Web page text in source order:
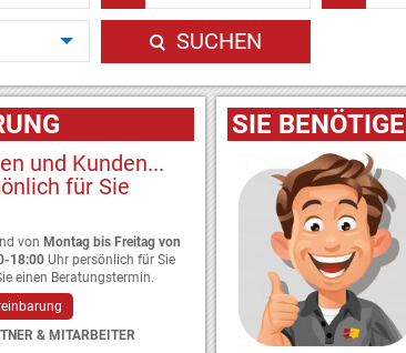
SUCHEN
und Kunden...
für Sie
von Montag bis Freitag von
18:00Uhr persönlich für Sie
einen Beratungstermin.
& MITARBEITER
SIE